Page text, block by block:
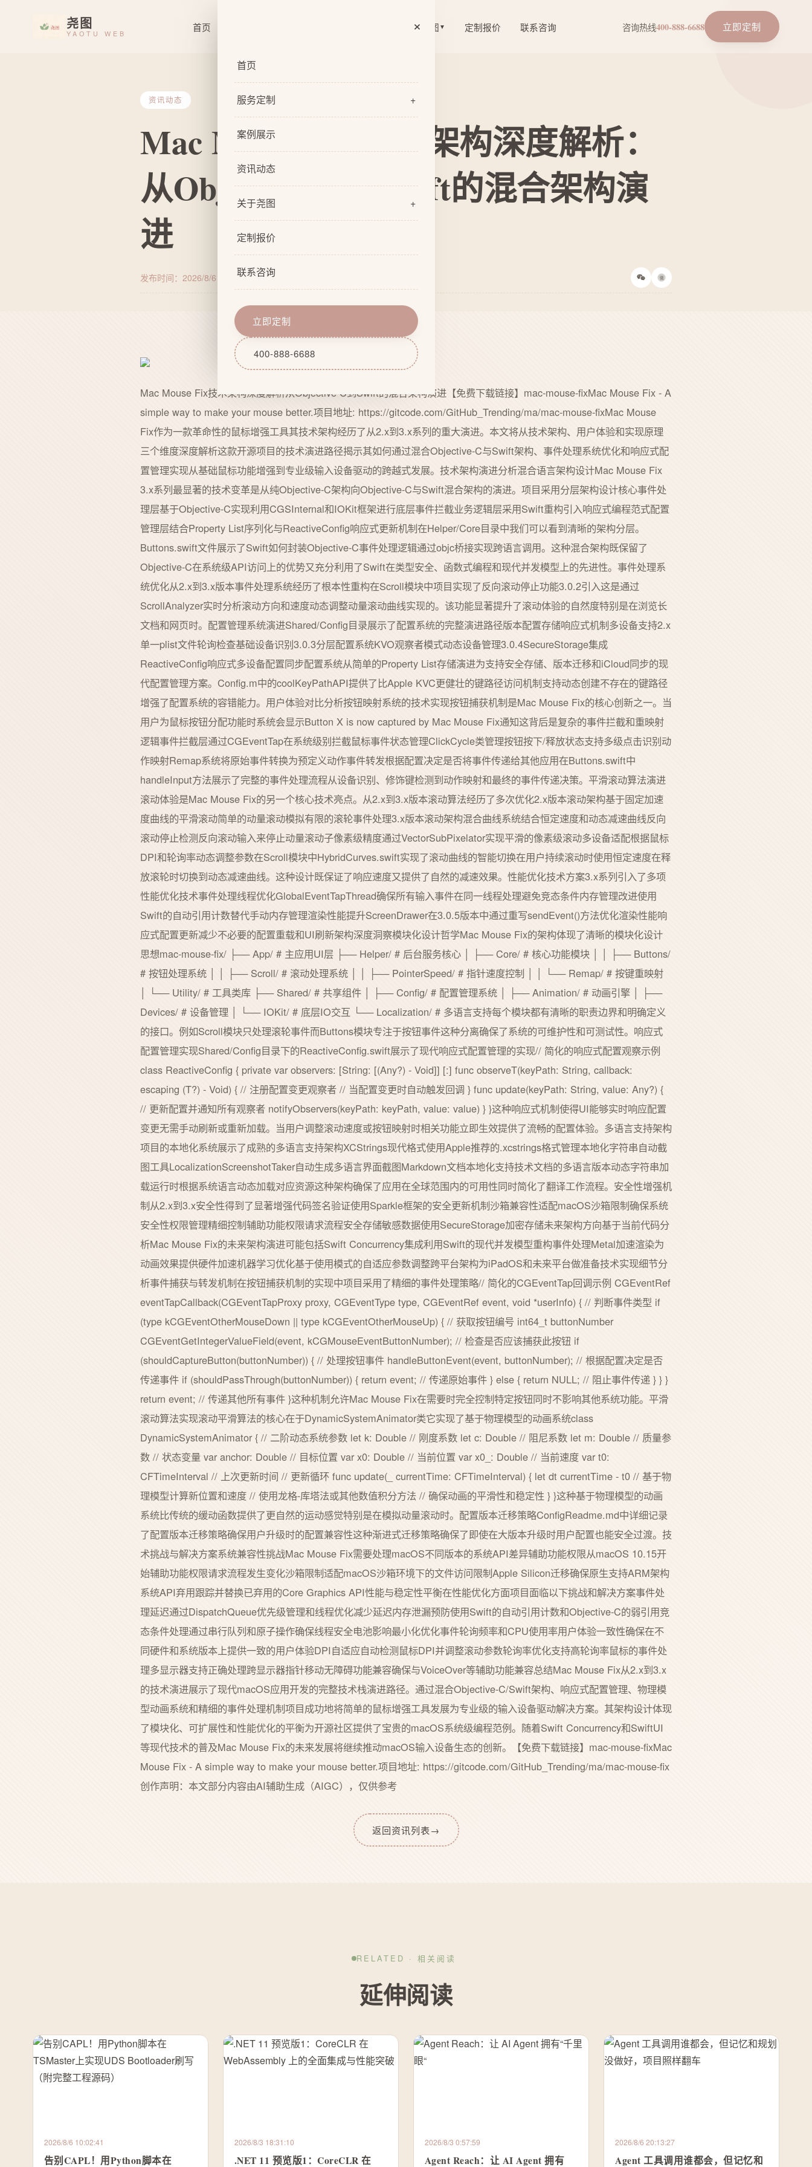
尧图
YAOTU WEB
首页 关于尧图 ▼ 定制报价 联系咨询 咨询热线400-888-6688 立即定制
×
首页
服务定制 +
服务总览
基础企业官网定制
自适应网站定制
网站原型设计
网站后期维护
案例展示
资讯动态
关于尧图 +
关于我们
设计团队
技术实力
定制报价
联系咨询
立即定制
400-888-6688
资讯动态
Mac Mouse Fix技术架构深度解析：
从Objective-C到Swift的混合架构演
进
发布时间：2026/8/6 20:13:37来源：尧图企业网站定制 微
Mac Mouse Fix技术架构深度解析从Objective-C到Swift的混合架构演进【免费下载链接】mac-mouse-fixMac Mouse Fix - A
simple way to make your mouse better.项目地址: https://gitcode.com/GitHub_Trending/ma/mac-mouse-fixMac Mouse
Fix作为一款革命性的鼠标增强工具其技术架构经历了从2.x到3.x系列的重大演进。本文将从技术架构、用户体验和实现原理
三个维度深度解析这款开源项目的技术演进路径揭示其如何通过混合Objective-C与Swift架构、事件处理系统优化和响应式配
置管理实现从基础鼠标功能增强到专业级输入设备驱动的跨越式发展。技术架构演进分析混合语言架构设计Mac Mouse Fix
3.x系列最显著的技术变革是从纯Objective-C架构向Objective-C与Swift混合架构的演进。项目采用分层架构设计核心事件处
理层基于Objective-C实现利用CGSInternal和IOKit框架进行底层事件拦截业务逻辑层采用Swift重构引入响应式编程范式配置
管理层结合Property List序列化与ReactiveConfig响应式更新机制在Helper/Core目录中我们可以看到清晰的架构分层。
Buttons.swift文件展示了Swift如何封装Objective-C事件处理逻辑通过objc桥接实现跨语言调用。这种混合架构既保留了
Objective-C在系统级API访问上的优势又充分利用了Swift在类型安全、函数式编程和现代并发模型上的先进性。事件处理系
统优化从2.x到3.x版本事件处理系统经历了根本性重构在Scroll模块中项目实现了反向滚动停止功能3.0.2引入这是通过
ScrollAnalyzer实时分析滚动方向和速度动态调整动量滚动曲线实现的。该功能显著提升了滚动体验的自然度特别是在浏览长
文档和网页时。配置管理系统演进Shared/Config目录展示了配置系统的完整演进路径版本配置存储响应式机制多设备支持2.x
单一plist文件轮询检查基础设备识别3.0.3分层配置系统KVO观察者模式动态设备管理3.0.4SecureStorage集成
ReactiveConfig响应式多设备配置同步配置系统从简单的Property List存储演进为支持安全存储、版本迁移和iCloud同步的现
代配置管理方案。Config.m中的coolKeyPathAPI提供了比Apple KVC更健壮的键路径访问机制支持动态创建不存在的键路径
增强了配置系统的容错能力。用户体验对比分析按钮映射系统的技术实现按钮捕获机制是Mac Mouse Fix的核心创新之一。当
用户为鼠标按钮分配功能时系统会显示Button X is now captured by Mac Mouse Fix通知这背后是复杂的事件拦截和重映射
逻辑事件拦截层通过CGEventTap在系统级别拦截鼠标事件状态管理ClickCycle类管理按钮按下/释放状态支持多级点击识别动
作映射Remap系统将原始事件转换为预定义动作事件转发根据配置决定是否将事件传递给其他应用在Buttons.swift中
handleInput方法展示了完整的事件处理流程从设备识别、修饰键检测到动作映射和最终的事件传递决策。平滑滚动算法演进
滚动体验是Mac Mouse Fix的另一个核心技术亮点。从2.x到3.x版本滚动算法经历了多次优化2.x版本滚动架构基于固定加速
度曲线的平滑滚动简单的动量滚动模拟有限的滚轮事件处理3.x版本滚动架构混合曲线系统结合恒定速度和动态减速曲线反向
滚动停止检测反向滚动输入来停止动量滚动子像素级精度通过VectorSubPixelator实现平滑的像素级滚动多设备适配根据鼠标
DPI和轮询率动态调整参数在Scroll模块中HybridCurves.swift实现了滚动曲线的智能切换在用户持续滚动时使用恒定速度在释
放滚轮时切换到动态减速曲线。这种设计既保证了响应速度又提供了自然的减速效果。性能优化技术方案3.x系列引入了多项
性能优化技术事件处理线程优化GlobalEventTapThread确保所有输入事件在同一线程处理避免竞态条件内存管理改进使用
Swift的自动引用计数替代手动内存管理渲染性能提升ScreenDrawer在3.0.5版本中通过重写sendEvent()方法优化渲染性能响
应式配置更新减少不必要的配置重载和UI刷新架构深度洞察模块化设计哲学Mac Mouse Fix的架构体现了清晰的模块化设计
思想mac-mouse-fix/ ├── App/ # 主应用UI层 ├── Helper/ # 后台服务核心 │ ├── Core/ # 核心功能模块 │ │ ├── Buttons/
# 按钮处理系统 │ │ ├── Scroll/ # 滚动处理系统 │ │ ├── PointerSpeed/ # 指针速度控制 │ │ └── Remap/ # 按键重映射
│ └── Utility/ # 工具类库 ├── Shared/ # 共享组件 │ ├── Config/ # 配置管理系统 │ ├── Animation/ # 动画引擎 │ ├──
Devices/ # 设备管理 │ └── IOKit/ # 底层IO交互 └── Localization/ # 多语言支持每个模块都有清晰的职责边界和明确定义
的接口。例如Scroll模块只处理滚轮事件而Buttons模块专注于按钮事件这种分离确保了系统的可维护性和可测试性。响应式
配置管理实现Shared/Config目录下的ReactiveConfig.swift展示了现代响应式配置管理的实现// 简化的响应式配置观察示例
class ReactiveConfig { private var observers: [String: [(Any?) - Void]] [:] func observeT(keyPath: String, callback:
escaping (T?) - Void) { // 注册配置变更观察者 // 当配置变更时自动触发回调 } func update(keyPath: String, value: Any?) {
// 更新配置并通知所有观察者 notifyObservers(keyPath: keyPath, value: value) } }这种响应式机制使得UI能够实时响应配置
变更无需手动刷新或重新加载。当用户调整滚动速度或按钮映射时相关功能立即生效提供了流畅的配置体验。多语言支持架构
项目的本地化系统展示了成熟的多语言支持架构XCStrings现代格式使用Apple推荐的.xcstrings格式管理本地化字符串自动截
图工具LocalizationScreenshotTaker自动生成多语言界面截图Markdown文档本地化支持技术文档的多语言版本动态字符串加
载运行时根据系统语言动态加载对应资源这种架构确保了应用在全球范围内的可用性同时简化了翻译工作流程。安全性增强机
制从2.x到3.x安全性得到了显著增强代码签名验证使用Sparkle框架的安全更新机制沙箱兼容性适配macOS沙箱限制确保系统
安全性权限管理精细控制辅助功能权限请求流程安全存储敏感数据使用SecureStorage加密存储未来架构方向基于当前代码分
析Mac Mouse Fix的未来架构演进可能包括Swift Concurrency集成利用Swift的现代并发模型重构事件处理Metal加速渲染为
动画效果提供硬件加速机器学习优化基于使用模式的自适应参数调整跨平台架构为iPadOS和未来平台做准备技术实现细节分
析事件捕获与转发机制在按钮捕获机制的实现中项目采用了精细的事件处理策略// 简化的CGEventTap回调示例 CGEventRef
eventTapCallback(CGEventTapProxy proxy, CGEventType type, CGEventRef event, void *userInfo) { // 判断事件类型 if
(type kCGEventOtherMouseDown || type kCGEventOtherMouseUp) { // 获取按钮编号 int64_t buttonNumber
CGEventGetIntegerValueField(event, kCGMouseEventButtonNumber); // 检查是否应该捕获此按钮 if
(shouldCaptureButton(buttonNumber)) { // 处理按钮事件 handleButtonEvent(event, buttonNumber); // 根据配置决定是否
传递事件 if (shouldPassThrough(buttonNumber)) { return event; // 传递原始事件 } else { return NULL; // 阻止事件传递 } } }
return event; // 传递其他所有事件 }这种机制允许Mac Mouse Fix在需要时完全控制特定按钮同时不影响其他系统功能。平滑
滚动算法实现滚动平滑算法的核心在于DynamicSystemAnimator类它实现了基于物理模型的动画系统class
DynamicSystemAnimator { // 二阶动态系统参数 let k: Double // 刚度系数 let c: Double // 阻尼系数 let m: Double // 质量参
数 // 状态变量 var anchor: Double // 目标位置 var x0: Double // 当前位置 var x0_: Double // 当前速度 var t0:
CFTimeInterval // 上次更新时间 // 更新循环 func update(_ currentTime: CFTimeInterval) { let dt currentTime - t0 // 基于物
理模型计算新位置和速度 // 使用龙格-库塔法或其他数值积分方法 // 确保动画的平滑性和稳定性 } }这种基于物理模型的动画
系统比传统的缓动函数提供了更自然的运动感觉特别是在模拟动量滚动时。配置版本迁移策略ConfigReadme.md中详细记录
了配置版本迁移策略确保用户升级时的配置兼容性这种渐进式迁移策略确保了即使在大版本升级时用户配置也能安全过渡。技
术挑战与解决方案系统兼容性挑战Mac Mouse Fix需要处理macOS不同版本的系统API差异辅助功能权限从macOS 10.15开
始辅助功能权限请求流程发生变化沙箱限制适配macOS沙箱环境下的文件访问限制Apple Silicon迁移确保原生支持ARM架构
系统API弃用跟踪并替换已弃用的Core Graphics API性能与稳定性平衡在性能优化方面项目面临以下挑战和解决方案事件处
理延迟通过DispatchQueue优先级管理和线程优化减少延迟内存泄漏预防使用Swift的自动引用计数和Objective-C的弱引用竞
态条件处理通过串行队列和原子操作确保线程安全电池影响最小化优化事件轮询频率和CPU使用率用户体验一致性确保在不
同硬件和系统版本上提供一致的用户体验DPI自适应自动检测鼠标DPI并调整滚动参数轮询率优化支持高轮询率鼠标的事件处
理多显示器支持正确处理跨显示器指针移动无障碍功能兼容确保与VoiceOver等辅助功能兼容总结Mac Mouse Fix从2.x到3.x
的技术演进展示了现代macOS应用开发的完整技术栈演进路径。通过混合Objective-C/Swift架构、响应式配置管理、物理模
型动画系统和精细的事件处理机制项目成功地将简单的鼠标增强工具发展为专业级的输入设备驱动解决方案。其架构设计体现
了模块化、可扩展性和性能优化的平衡为开源社区提供了宝贵的macOS系统级编程范例。随着Swift Concurrency和SwiftUI
等现代技术的普及Mac Mouse Fix的未来发展将继续推动macOS输入设备生态的创新。【免费下载链接】mac-mouse-fixMac
Mouse Fix - A simple way to make your mouse better.项目地址: https://gitcode.com/GitHub_Trending/ma/mac-mouse-fix
创作声明：本文部分内容由AI辅助生成（AIGC），仅供参考
返回资讯列表→
RELATED · 相关阅读
延伸阅读
2026/8/6 10:02:41
告别CAPL！用Python脚本在
2026/8/3 18:31:10
.NET 11 预览版1：CoreCLR 在
2026/8/3 0:57:59
Agent Reach：让 AI Agent 拥有
2026/8/6 20:13:27
Agent 工具调用谁都会，但记忆和